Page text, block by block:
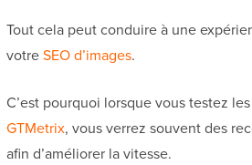
Tout cela peut conduire à une
votreSEO d’images.
C’est pourquoi lorsque vous testez
GTMetrix, vous verrez souvent des
afin d’améliorer la vitesse.